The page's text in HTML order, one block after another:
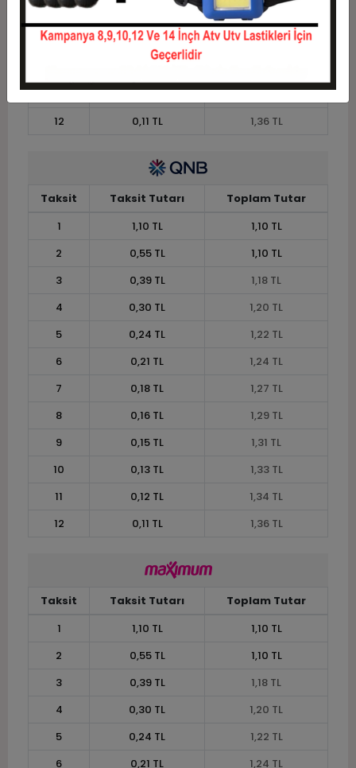
8
1,29 TL
9
0,15 TL
1,31 TL
11
0,12 TL
1,34 TL
12
0,11 TL 1,36 TL
Taksit Taksit Tutarı
Toplam Tutar
1
1,10 TL
1,10 TL
2
0,55 TL
1,10 TL
3
0,39 TL
1,18 TL
4
0,30 TL
1,20 TL
5
0,24 TL
1,22 TL
6
0,21 TL
1,24 TL
7
0,18 TL
1,27 TL
8
0,16 TL
1,29 TL
9
0,15 TL
1,31 TL
10
0,13 TL
1,33 TL
11
0,12 TL
1,34 TL
12
0,11 TL 1,36 TL
Taksit Taksit Tutarı
Toplam Tutar
1
1,10 TL
1,10 TL
2
0,55 TL
1,10 TL
3
0,39 TL
1,18 TL
4
0,30 TL
1,20 TL
5
0,24 TL
1,22 TL
6
0,21 TL 1,24 TL